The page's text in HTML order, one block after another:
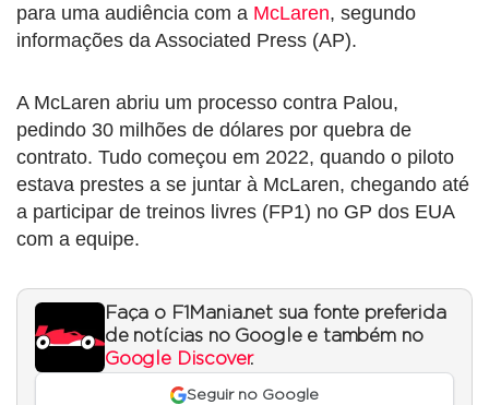
para uma audiência com a McLaren, segundo
informações da Associated Press (AP).
A McLaren abriu um processo contra Palou,
pedindo 30 milhões de dólares por quebra de
contrato. Tudo começou em 2022, quando o piloto
estava prestes a se juntar à McLaren, chegando até
a participar de treinos livres (FP1) no GP dos EUA
com a equipe.
Faça o F1Mania.net sua fonte preferida
de notícias no Google e também no
Google Discover.
Seguir no Google